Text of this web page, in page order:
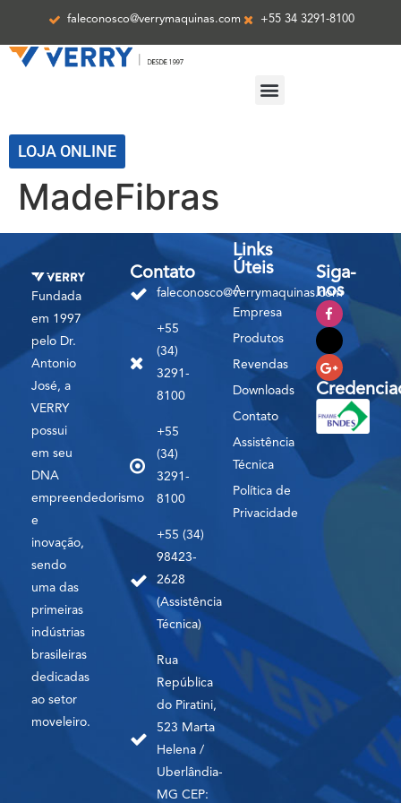
faleconosco@verrymaquinas.com +55 34 3291-8100
LOJA ONLINE
MadeFibras
Fundada
em 1997
pelo Dr.
Antonio
José, a
VERRY
possui
em seu
DNA
empreendedorismo
e
inovação,
sendo
uma das
primeiras
indústrias
brasileiras
dedicadas
ao setor
moveleiro.
Contato
faleconosco@verrymaquinas.com
+55
(34)
3291-
8100
+55
(34)
3291-
8100
+55 (34)
98423-
2628
(Assistência
Técnica)
Rua
República
do Piratini,
523 Marta
Helena /
Uberlândia-
MG CEP:
Links
Úteis
A
Empresa
Produtos
Revendas
Downloads
Contato
Assistência
Técnica
Política de
Privacidade
Siga-
nos